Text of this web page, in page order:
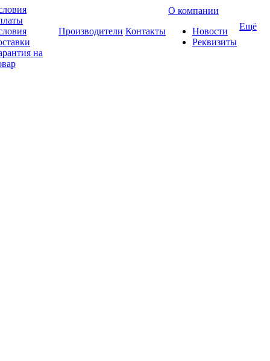
на
Производители Контакты
О компании
Новости
Реквизиты
Ещё